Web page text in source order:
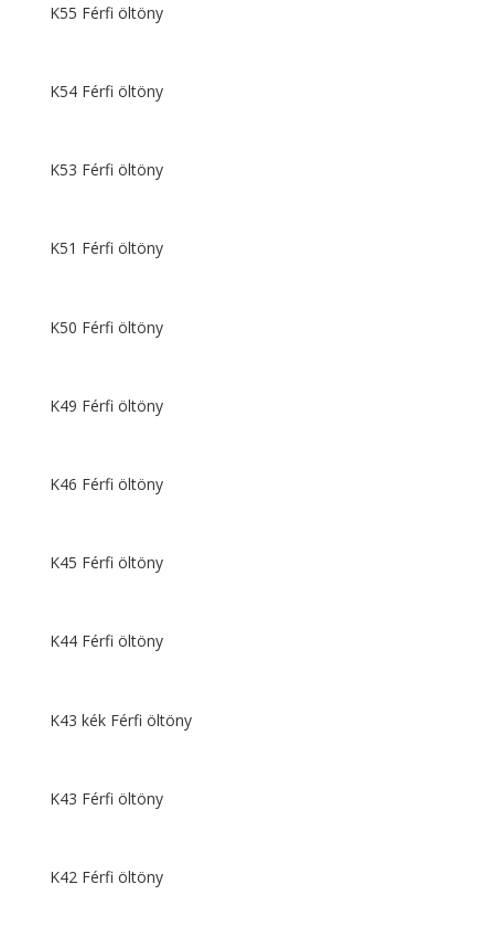
K55 Férfi öltöny
K54 Férfi öltöny
K53 Férfi öltöny
K51 Férfi öltöny
K50 Férfi öltöny
K49 Férfi öltöny
K46 Férfi öltöny
K45 Férfi öltöny
K44 Férfi öltöny
K43 kék Férfi öltöny
K43 Férfi öltöny
K42 Férfi öltöny